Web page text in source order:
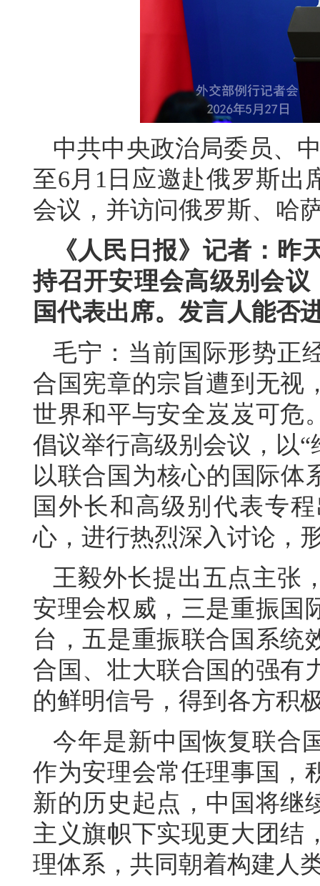
中共中央政治局委员、
至6月1日应邀赴俄罗斯出
会议，并访问俄罗斯、哈
《人民日报》记者：
持召开安理会高级别会议
国代表出席。发言人能否
毛宁：当前国际形势正
合国宪章的宗旨遭到无视
世界和平与安全岌岌可危
倡议举行高级别会议，以
以联合国为核心的国际体
国外长和高级别代表专
心，进行热烈深入讨论，
王毅外长提出五点主张
安理会权威，三是重振国
台，五是重振联合国系统
合国、壮大联合国的强有
的鲜明信号，得到各方积
今年是新中国恢复联合
作为安理会常任理事国，
新的历史起点，中国将继
主义旗帜下实现更大团结
理体系，共同朝着构建人